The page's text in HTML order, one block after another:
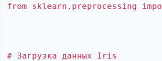
from sklearn.preprocessing
# Загрузка данных Iris